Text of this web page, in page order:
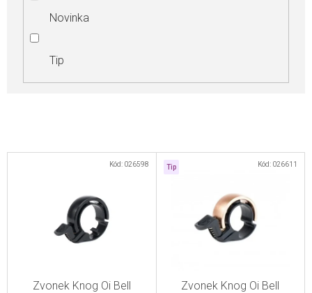
Novinka
Tip
Zvonek Knog Oi Bell
Kód: 026598 Tip
Zvonek Knog Oi Bell
Kód: 026611